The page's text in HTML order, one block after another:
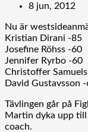
8 jun, 2012
Nu är
Kristian Dirani -85
Josefine Röhss -60
Jennifer Ryrbo -60
Christoffer
David Gustavsson
Tävlingen går på
Martin dyka upp till
coach.